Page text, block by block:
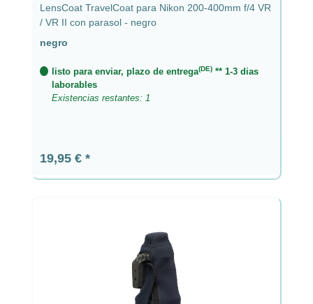
LensCoat TravelCoat para Nikon 200-400mm f/4 VR
/ VR II con parasol - negro
negro
listo para enviar, plazo de entrega(DE) ** 1-3 dias
laborables
Existencias restantes: 1
Precio normal:
19,95 €